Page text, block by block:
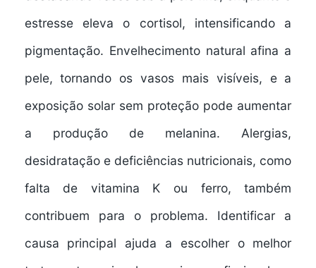
estresse eleva o cortisol, intensificando a
pigmentação. Envelhecimento natural afina a
pele, tornando os vasos mais visíveis, e a
exposição solar sem proteção pode aumentar
a produção de melanina. Alergias,
desidratação e deficiências nutricionais, como
falta de vitamina K ou ferro, também
contribuem para o problema. Identificar a
causa principal ajuda a escolher o melhor